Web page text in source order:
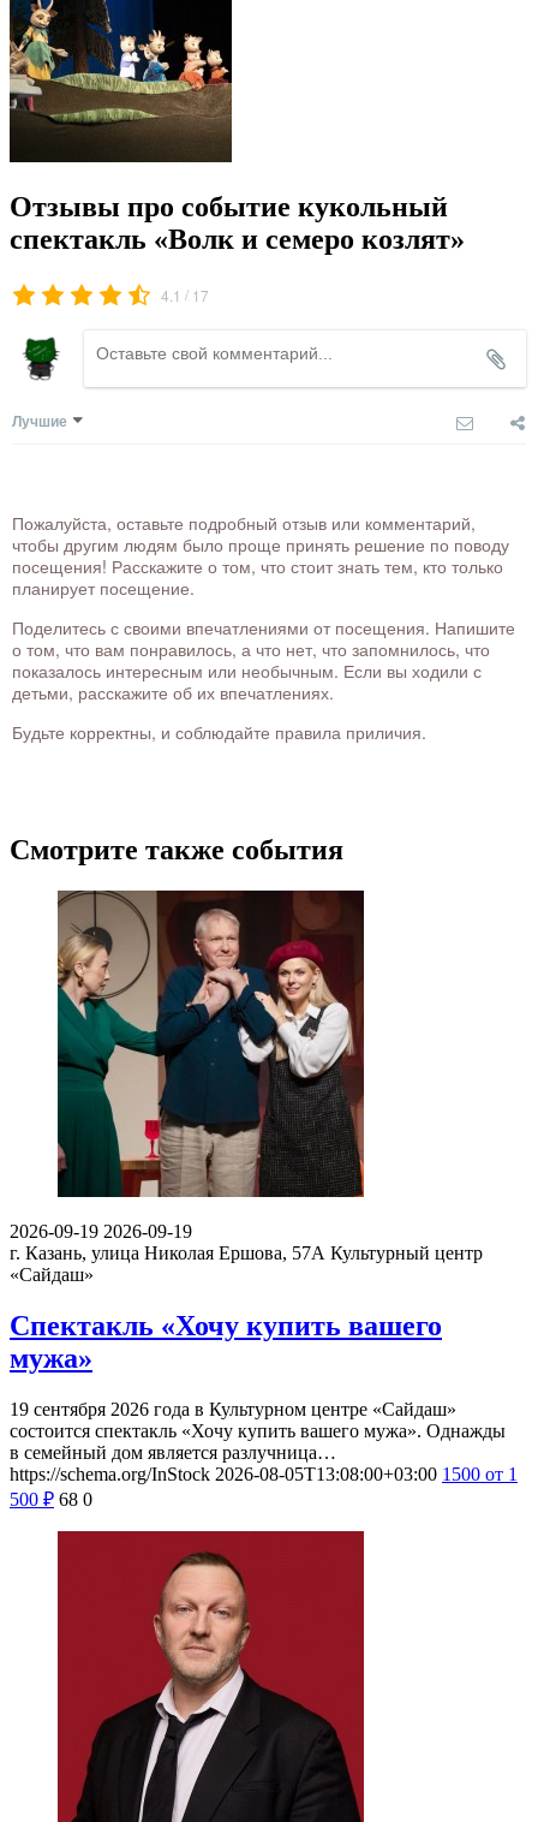
Отзывы про событие кукольный
спектакль «Волк и семеро козлят»
4.1 / 17
Лучшие
Пожалуйста, оставьте подробный отзыв или комментарий,
чтобы другим людям было проще принять решение по поводу
посещения! Расскажите о том, что стоит знать тем, кто только
планирует посещение.
Поделитесь с своими впечатлениями от посещения. Напишите
о том, что вам понравилось, а что нет, что запомнилось, что
показалось интересным или необычным. Если вы ходили с
детьми, расскажите об их впечатлениях.
Будьте корректны, и соблюдайте правила приличия.
Смотрите также события
2026-09-19 2026-09-19
г. Казань, улица Николая Ершова, 57А Культурный центр
«Сайдаш»
Спектакль «Хочу купить вашего
мужа»
19 сентября 2026 года в Культурном центре «Сайдаш»
состоится спектакль «Хочу купить вашего мужа». Однажды
в семейный дом является разлучница…
https://schema.org/InStock 2026-08-05T13:08:00+03:00 1500 от 1
500 ₽ 68 0